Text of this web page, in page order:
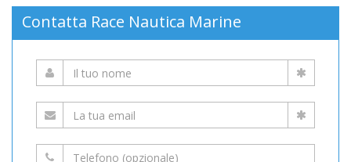
Contatta Race Nautica Marine